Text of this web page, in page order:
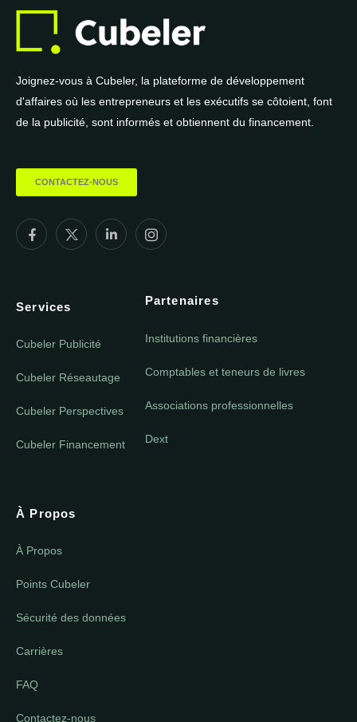
Joignez-vous à Cubeler, la plateforme de développement
d'affaires où les entrepreneurs et les exécutifs se côtoient, font
de la publicité, sont informés et obtiennent du financement.
CONTACTEZ-NOUS
Services
Cubeler Publicité
Cubeler Réseautage
Cubeler Perspectives
Cubeler Financement
Partenaires
Institutions financières
Comptables et teneurs de livres
Associations professionnelles
Dext
À Propos
À Propos
Points Cubeler
Sécurité des données
Carrières
FAQ
Contactez-nous